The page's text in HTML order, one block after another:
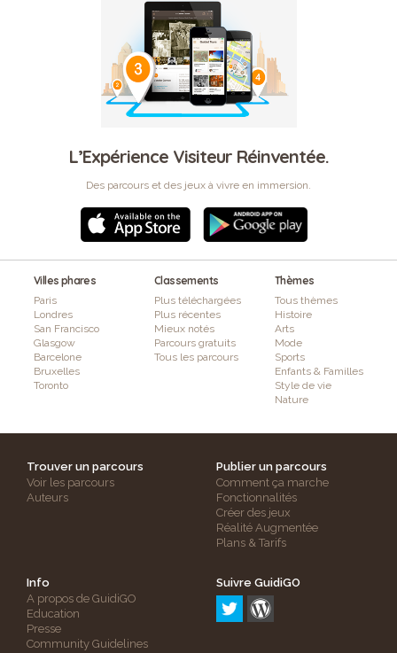
L’Expérience Visiteur Réinventée.
Des parcours et des jeux à vivre en immersion.
Villes phares
Paris
Londres
San Francisco
Glasgow
Barcelone
Bruxelles
Toronto
Classements
Plus téléchargées
Plus récentes
Mieux notés
Parcours gratuits
Tous les parcours
Thèmes
Tous thèmes
Histoire
Arts
Mode
Sports
Enfants & Familles
Style de vie
Nature
Trouver un parcours
Voir les parcours
Auteurs
Publier un parcours
Comment ça marche
Fonctionnalités
Créer des jeux
Réalité Augmentée
Plans & Tarifs
Info
A propos de GuidiGO
Education
Presse
Community Guidelines
Suivre GuidiGO